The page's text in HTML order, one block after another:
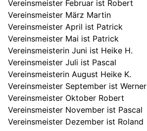
Vereinsmeister Februar ist Robert
Vereinsmeister März Martin
Vereinsmeister April ist Patrick
Vereinsmeister Mai ist Patrick
Vereinsmeisterin Juni ist Heike H.
Vereinsmeister Juli ist Pascal
Vereinsmeisterin August Heike K.
Vereinsmeister September ist Werner
Vereinsmeister Oktober Robert
Vereinsmeister November ist Pascal
Vereinsmeister Dezember ist Roland